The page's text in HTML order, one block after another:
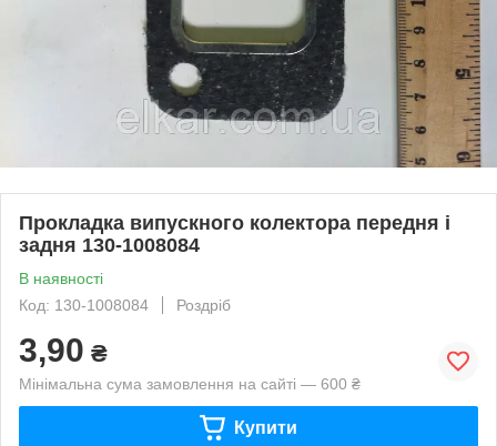
Прокладка випускного колектора передня і
задня 130-1008084
В наявності
Код: 130-1008084
Роздріб
3,90 ₴
Мінімальна сума замовлення на сайті — 600 ₴
Купити